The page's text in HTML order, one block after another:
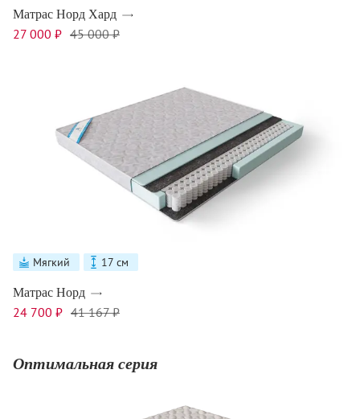
Матрас Норд Хард
27 000 ₽ 45 000 ₽
Мягкий 17 см
Матрас Норд
24 700 ₽ 41 167 ₽
Оптимальная серия